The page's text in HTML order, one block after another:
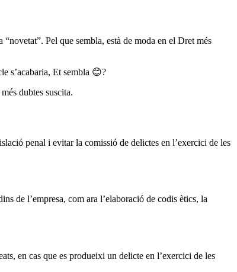
Pel que sembla, està de moda en el Dret més
s’acabaria, Et sembla 😊?
dubtes suscita.
penal i evitar la comissió de delictes en l’exercici de les
de l’empresa, com ara l’elaboració de codis ètics, la
en cas que es produeixi un delicte en l’exercici de les